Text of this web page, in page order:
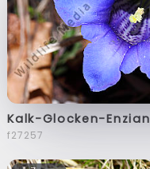
Kalk-Glocken-Enzian
f27257